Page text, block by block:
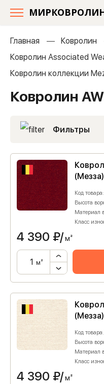
Главная
Ковролин
Ковролин Associated
Ковролин коллекции
Ковролин
Фильтры
Код товара:
Высота
Материал
Класс
4 390 ₽/м²
м²
Код товара:
Высота
Материал
Класс
4 390 ₽/м²